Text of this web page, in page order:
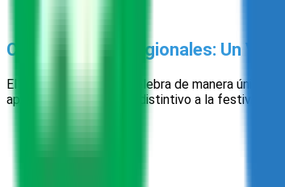
Celebraciones Regionales: Un
El Día de Muertos se celebra de manera única
aporta su propio toque distintivo a la festividad.